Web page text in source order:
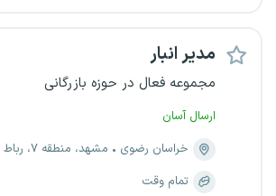
مدیر انبار
مجموعه فعال در حوزه بازرگانی
ارسال آسان
خراسان رضوی
مشهد، منطقه ۷، رباط طرق
تمام وقت